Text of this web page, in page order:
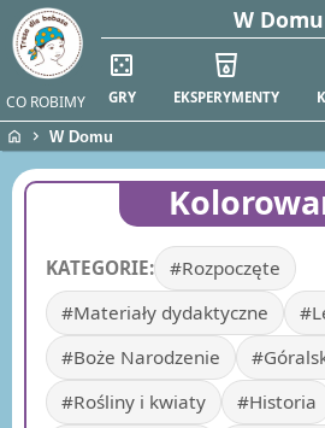
CO ROBIMY
W Domu
casino
GRY
local_drink
EKSPERYMENTY
home chevron_right W Domu
KATEGORIE:
#Rozpoczęte
#Materiały dydaktyczne
#Boże Narodzenie
#Rośliny i kwiaty
#Historia